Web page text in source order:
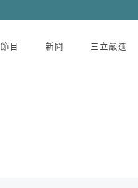
節目 新聞 三立嚴選